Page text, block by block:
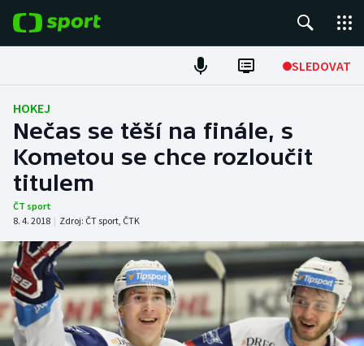
SLEDOVAT
Fotbal
Hokej
Tenis
Atletika
Cyklistika
DALŠÍ SPORTY
Americký fotbal
NEPŘEHLÉDNĚTE
HOKEJ
Nečas se těší na finále, s
Kometou se chce rozloučit
titulem
ČT sport
8. 4. 2018 | Zdroj: ČT sport, ČTK